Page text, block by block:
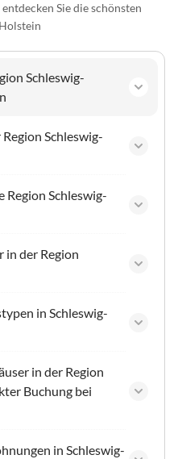
Sie die schönsten
Schleswig-
Schleswig-
Region Schleswig-
in der Region
in Schleswig-
in der Region
Buchung bei
in Schleswig-